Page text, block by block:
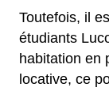
Toutefois, il
étudiants
habitation en
locative, ce